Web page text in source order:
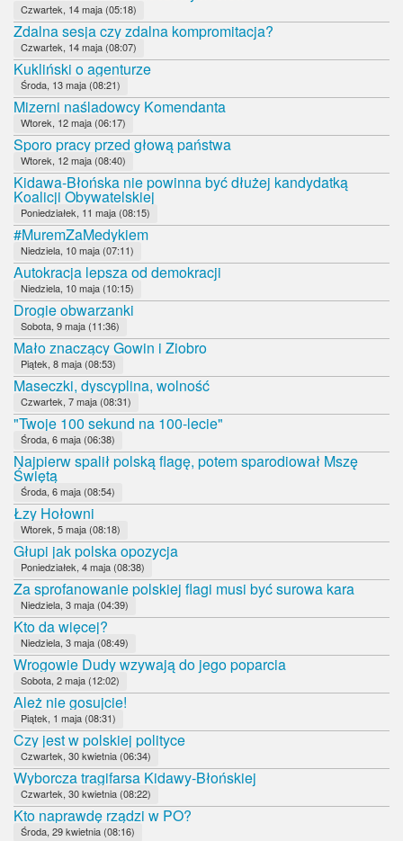
Czwartek, 14 maja (05:18)
Zdalna sesja czy zdalna kompromitacja?
Czwartek, 14 maja (08:07)
Kukliński o agenturze
Środa, 13 maja (08:21)
Mizerni naśladowcy Komendanta
Wtorek, 12 maja (06:17)
Sporo pracy przed głową państwa
Wtorek, 12 maja (08:40)
Kidawa-Błońska nie powinna być dłużej kandydatką
Koalicji Obywatelskiej
Poniedziałek, 11 maja (08:15)
#MuremZaMedykiem
Niedziela, 10 maja (07:11)
Autokracja lepsza od demokracji
Niedziela, 10 maja (10:15)
Drogie obwarzanki
Sobota, 9 maja (11:36)
Mało znaczący Gowin i Ziobro
Piątek, 8 maja (08:53)
Maseczki, dyscyplina, wolność
Czwartek, 7 maja (08:31)
"Twoje 100 sekund na 100-lecie"
Środa, 6 maja (06:38)
Najpierw spalił polską flagę, potem sparodiował Mszę
Świętą
Środa, 6 maja (08:54)
Łzy Hołowni
Wtorek, 5 maja (08:18)
Głupi jak polska opozycja
Poniedziałek, 4 maja (08:38)
Za sprofanowanie polskiej flagi musi być surowa kara
Niedziela, 3 maja (04:39)
Kto da więcej?
Niedziela, 3 maja (08:49)
Wrogowie Dudy wzywają do jego poparcia
Sobota, 2 maja (12:02)
Ależ nie gosujcie!
Piątek, 1 maja (08:31)
Czy jest w polskiej polityce
Czwartek, 30 kwietnia (06:34)
Wyborcza tragifarsa Kidawy-Błońskiej
Czwartek, 30 kwietnia (08:22)
Kto naprawdę rządzi w PO?
Środa, 29 kwietnia (08:16)